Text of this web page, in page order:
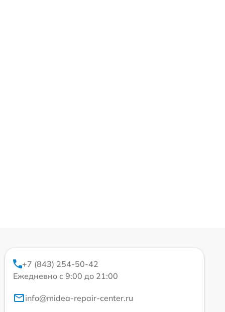
+7 (843) 254-50-42
Ежедневно с 9:00 до 21:00
info@midea-repair-center.ru